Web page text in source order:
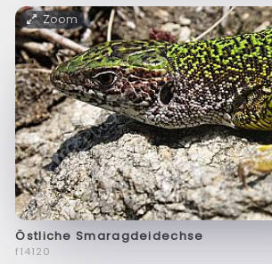
Zoom
Östliche Smaragdeidechse
f14120